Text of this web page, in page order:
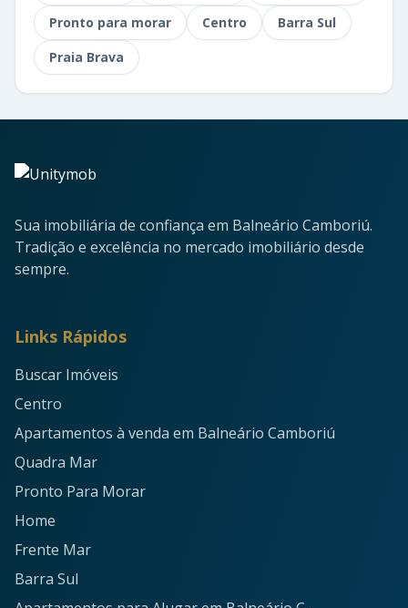
Pronto para morar
Centro
Barra Sul
Praia Brava
Sua imobiliária de confiança em Balneário Camboriú.
Tradição e excelência no mercado imobiliário desde
sempre.
Links Rápidos
Buscar Imóveis
Centro
Apartamentos à venda em Balneário Camboriú
Quadra Mar
Pronto Para Morar
Home
Frente Mar
Barra Sul